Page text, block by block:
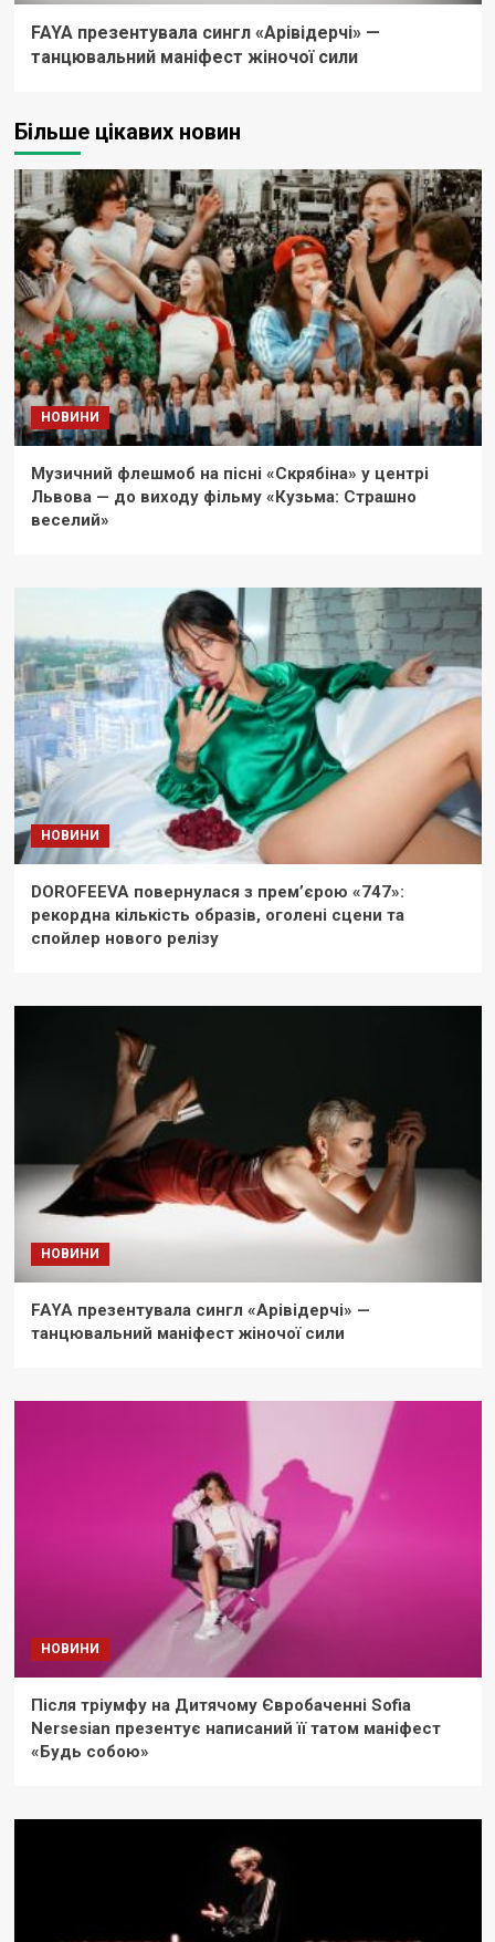
FAYA презентувала сингл «Арівідерчі» —
танцювальний маніфест жіночої сили
Більше цікавих новин
НОВИНИ
Музичний флешмоб на пісні «Скрябіна» у центрі
Львова — до виходу фільму «Кузьма: Страшно
веселий»
НОВИНИ
DOROFEEVA повернулася з прем’єрою «747»:
рекордна кількість образів, оголені сцени та
спойлер нового релізу
НОВИНИ
FAYA презентувала сингл «Арівідерчі» —
танцювальний маніфест жіночої сили
НОВИНИ
Після тріумфу на Дитячому Євробаченні Sofia
Nersesian презентує написаний її татом маніфест
«Будь собою»